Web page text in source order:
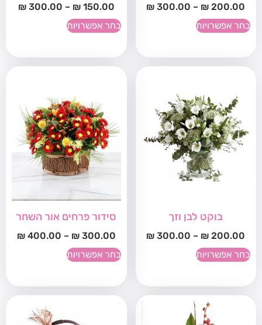
₪ 200.00
–
₪ 300.00
בחר אפשרויות
₪150.00
–
₪300.00
בחר אפשרויות
בוקט לבן וזך
₪ 200.00
–
₪ 300.00
בחר אפשרויות
סידור פרחים אור השחר
₪300.00
–
₪400.00
בחר אפשרויות